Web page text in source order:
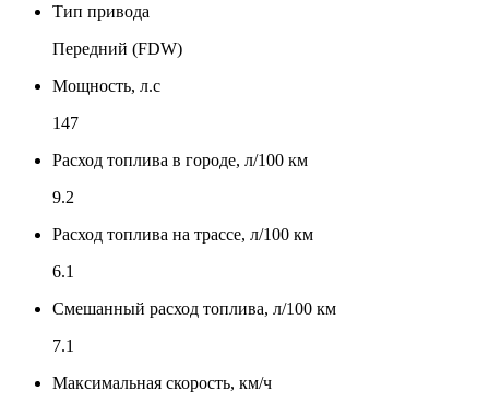
Тип привода
Передний (FDW)
Мощность, л.с
147
Расход топлива в городе, л/100 км
9.2
Расход топлива на трассе, л/100 км
6.1
Смешанный расход топлива, л/100 км
7.1
Максимальная скорость, км/ч